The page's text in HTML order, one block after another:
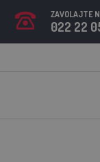
ZAVOLAJTE
022 22